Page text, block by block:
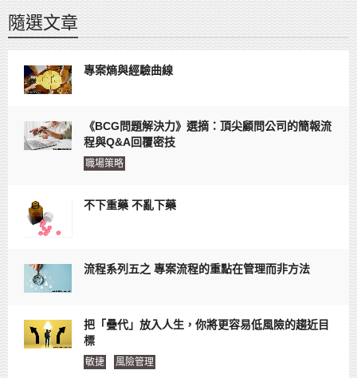
隨選文章
專案熵與經驗曲線
《BCG問題解決力》選摘：頂尖顧問公司的簡報流
程與Q&A回覆密技
職場策略
不下重藥 不亂下藥
流程系列五之 專案流程的重點在管理而非方法
把「疊代」放入人生，你將更容易低風險的趨近目
標
敏捷 風險管理